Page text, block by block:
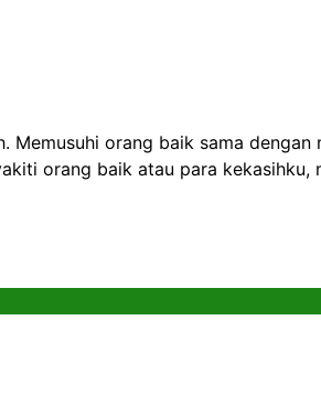
orang baik sama dengan
orang baik atau para kekasihku,